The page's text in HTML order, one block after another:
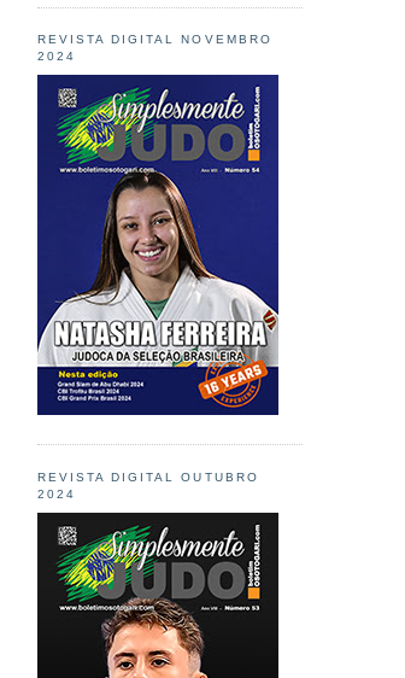
REVISTA DIGITAL NOVEMBRO
2024
REVISTA DIGITAL OUTUBRO
2024